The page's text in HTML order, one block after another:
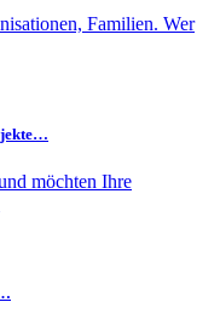
Familien. Wer
möchten Ihre